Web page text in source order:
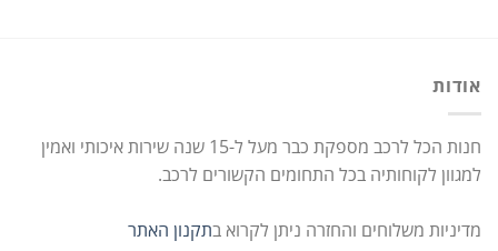
אודות
חנות הכל לרכב מספקת כבר מעל ל-15 שנה שירות איכותי ואמין
למגוון לקוחותיה בכל התחומים הקשורים לרכב.
מדיניות משלוחים והחזרה ניתן לקרוא בתקנון האתר